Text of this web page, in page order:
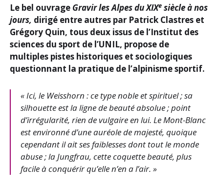
Le bel ouvrage Gravir les Alpes du XIXe siècle à nos
jours, dirigé entre autres par Patrick Clastres et
Grégory Quin, tous deux issus de l’Institut des
sciences du sport de l’UNIL, propose de
multiples pistes historiques et sociologiques
questionnant la pratique de l’alpinisme sportif.
« Ici, le Weisshorn : ce type noble et spirituel ; sa
silhouette est la ligne de beauté absolue ; point
d’irrégularité, rien de vulgaire en lui. Le Mont-Blanc
est environné d’une auréole de majesté, quoique
cependant il ait ses faiblesses dont tout le monde
abuse ; la Jungfrau, cette coquette beauté, plus
facile à conquérir qu’elle n’en a l’air. »